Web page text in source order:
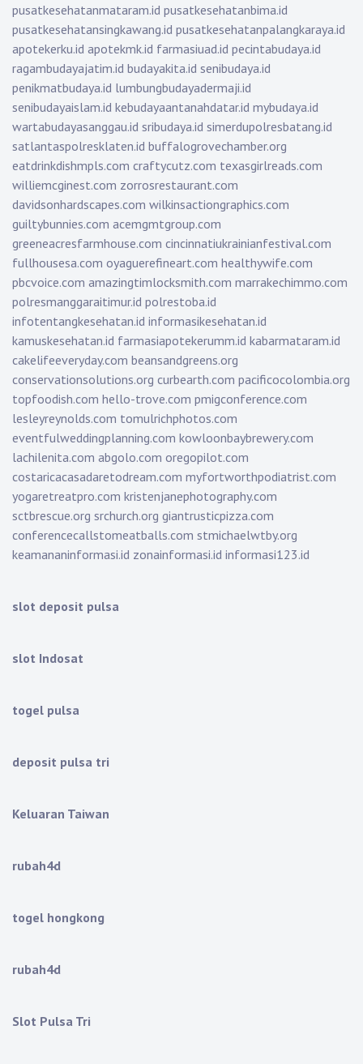
pusatkesehatanmataram.id pusatkesehatanbima.id
pusatkesehatansingkawang.id pusatkesehatanpalangkaraya.id
apotekerku.id apotekmk.id farmasiuad.id pecintabudaya.id
ragambudayajatim.id budayakita.id senibudaya.id
penikmatbudaya.id lumbungbudayadermaji.id
senibudayaislam.id kebudayaantanahdatar.id mybudaya.id
wartabudayasanggau.id sribudaya.id simerdupolresbatang.id
satlantaspolresklaten.id buffalogrovechamber.org
eatdrinkdishmpls.com craftycutz.com texasgirlreads.com
williemcginest.com zorrosrestaurant.com
davidsonhardscapes.com wilkinsactiongraphics.com
guiltybunnies.com acemgmtgroup.com
greeneacresfarmhouse.com cincinnatiukrainianfestival.com
fullhousesa.com oyaguerefineart.com healthywife.com
pbcvoice.com amazingtimlocksmith.com marrakechimmo.com
polresmanggaraitimur.id polrestoba.id
infotentangkesehatan.id informasikesehatan.id
kamuskesehatan.id farmasiapotekerumm.id kabarmataram.id
cakelifeeveryday.com beansandgreens.org
conservationsolutions.org curbearth.com pacificocolombia.org
topfoodish.com hello-trove.com pmigconference.com
lesleyreynolds.com tomulrichphotos.com
eventfulweddingplanning.com kowloonbaybrewery.com
lachilenita.com abgolo.com oregopilot.com
costaricacasadaretodream.com myfortworthpodiatrist.com
yogaretreatpro.com kristenjanephotography.com
sctbrescue.org srchurch.org giantrusticpizza.com
conferencecallstomeatballs.com stmichaelwtby.org
keamananinformasi.id zonainformasi.id informasi123.id
slot deposit pulsa
slot Indosat
togel pulsa
deposit pulsa tri
Keluaran Taiwan
rubah4d
togel hongkong
rubah4d
Slot Pulsa Tri